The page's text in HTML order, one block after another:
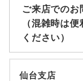
ご来店での
（混雑時は
ください）
仙台支店